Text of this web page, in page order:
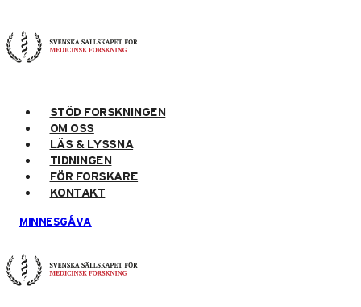
to
content
STÖD FORSKNINGEN
OM OSS
LÄS & LYSSNA
TIDNINGEN
FÖR FORSKARE
KONTAKT
MINNESGÅVA